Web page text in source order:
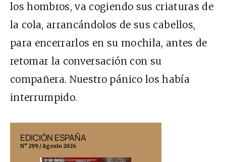
los hombros, va cogiendo sus criaturas de
la cola, arrancándolos de sus cabellos,
para encerrarlos en su mochila, antes de
retomar la conversación con su
compañera. Nuestro pánico los había
interrumpido.
EDICIÓN ESPAÑA
N° 299 / Agosto 2026